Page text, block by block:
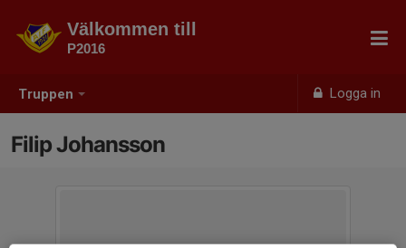
Truppen Logga in
Välkommen till
P2016
Filip Johansson